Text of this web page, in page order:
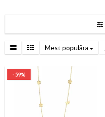
Mest populära
- 59%